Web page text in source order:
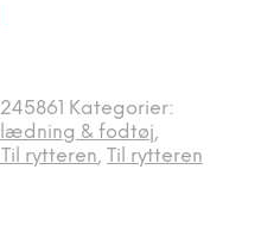
Kategorier:
& fodtøj,
rytteren, Til rytteren